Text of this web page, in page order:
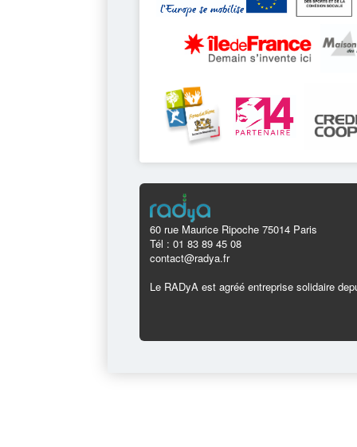
60 rue Maurice Ripoche 75014 Paris
Tél : 01 83 89 45 08
contact@radya.fr
Le RADyA est agréé entreprise solidaire